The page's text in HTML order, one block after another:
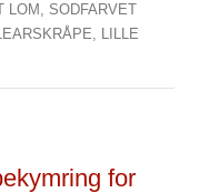
LOM, SODFARVET
LILLE
for